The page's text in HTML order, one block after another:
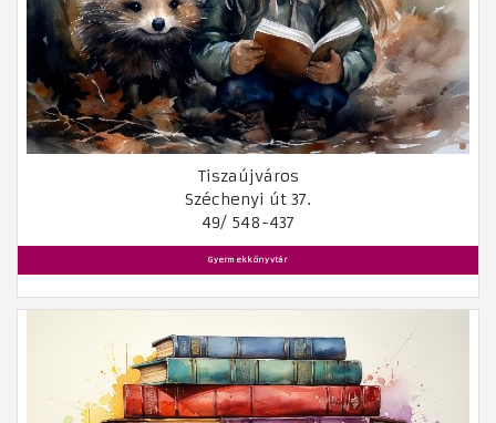
Tiszaújváros
Széchenyi út 37.
49/ 548-437
Gyermekkönyvtár